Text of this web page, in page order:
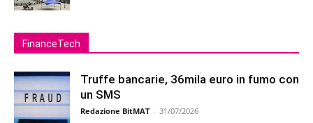
FinanceTech
Truffe bancarie, 36mila euro in fumo con
un SMS
Redazione BitMAT - 31/07/2026